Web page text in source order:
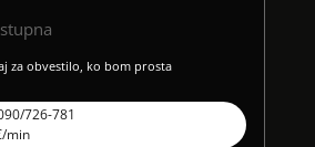
za obvestilo, ko bom prosta
726-781
min